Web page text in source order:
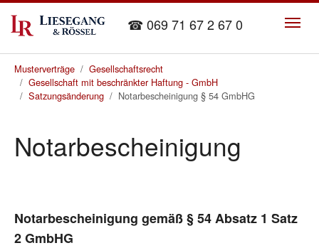
Skip to main content
☎ 069 71 67 2 67 0
You are here:
Musterverträge
Gesellschaftsrecht
Gesellschaft mit beschränkter Haftung - GmbH
Satzungsänderung
Notarbescheinigung § 54 GmbHG
Notarbescheinigung
Notarbescheinigung gemäß § 54 Absatz 1 Satz
2 GmbHG